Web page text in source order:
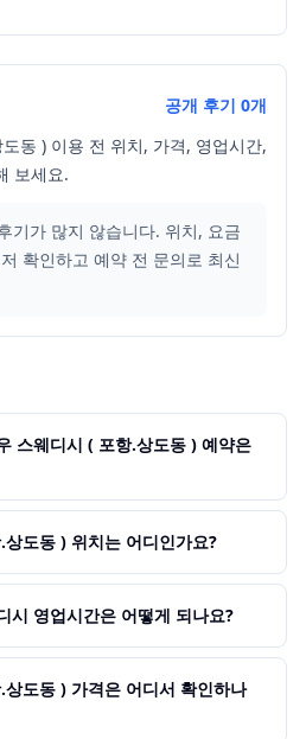
공개 후기 0개
동 ) 이용 전 위치, 가격, 영업시간,
보세요.
기가 많지 않습니다. 위치, 요금
확인하고 예약 전 문의로 최신
스웨디시 ( 포항.상도동 ) 예약은
도동 ) 위치는 어디인가요?
시 영업시간은 어떻게 되나요?
도동 ) 가격은 어디서 확인하나